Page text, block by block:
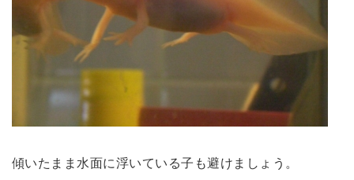
傾いたまま水面に浮いている子も避けましょう。